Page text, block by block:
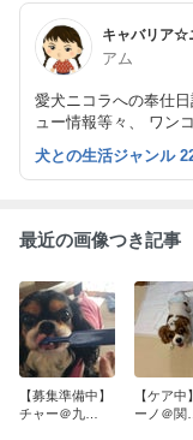
キャバリア
アム
愛犬ニコラへの奉仕
ュー情報等々、 ワン
分０を目指し活動さ
犬との生活ジャンル
最近の画像つき記事
【募集準備中】
チャー＠九
【ケア中
ーノ＠関